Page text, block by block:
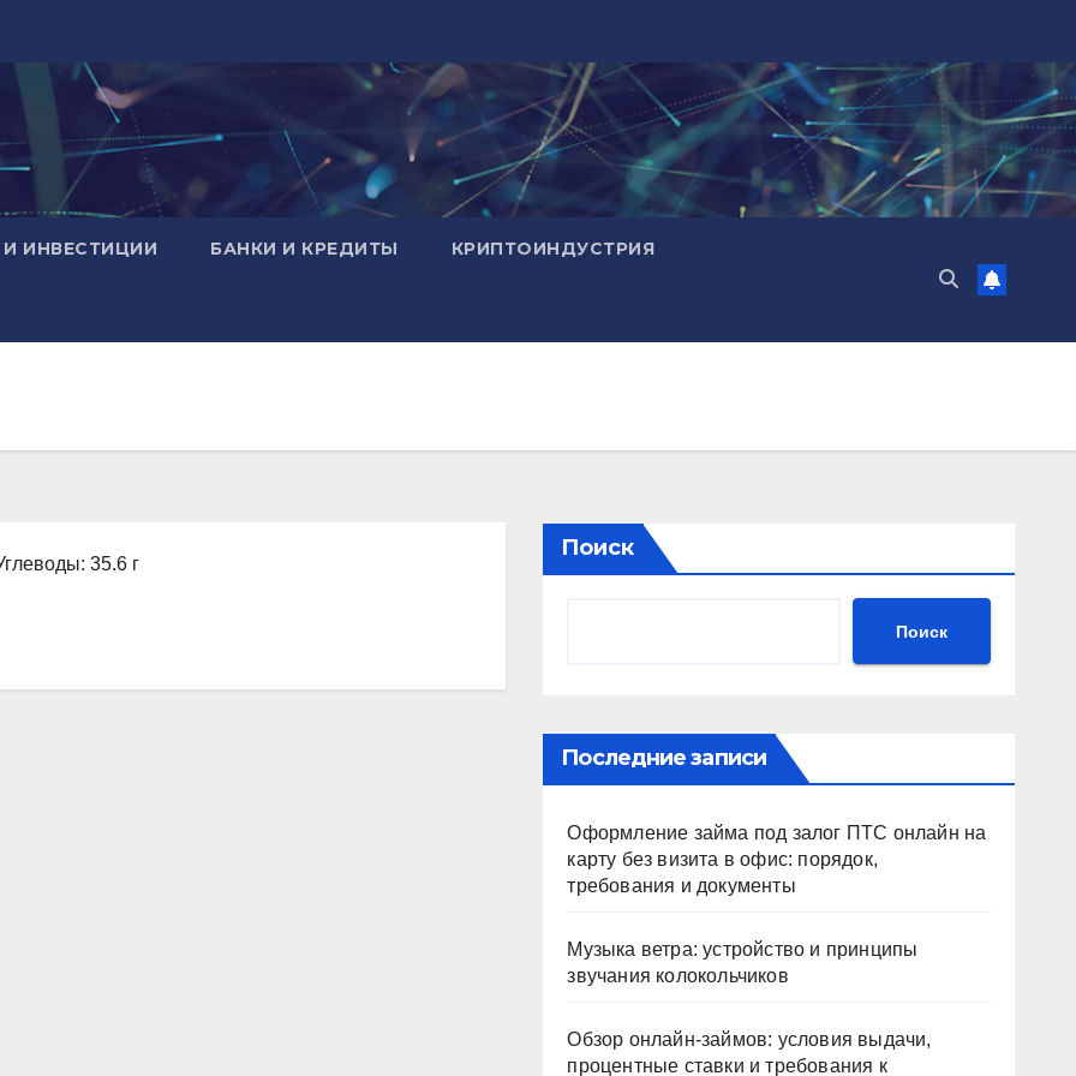
И ИНВЕСТИЦИИ БАНКИ И КРЕДИТЫ КРИПТОИНДУСТРИЯ
35.6 г
Поиск
Поиск
Последние записи
Оформление займа под залог ПТС онлайн на
карту без визита в офис: порядок,
требования и документы
Музыка ветра: устройство и принципы
звучания колокольчиков
Обзор онлайн-займов: условия выдачи,
процентные ставки и требования к